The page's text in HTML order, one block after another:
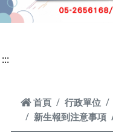
:::
首頁
首頁 行政單位
新生報到注意事項